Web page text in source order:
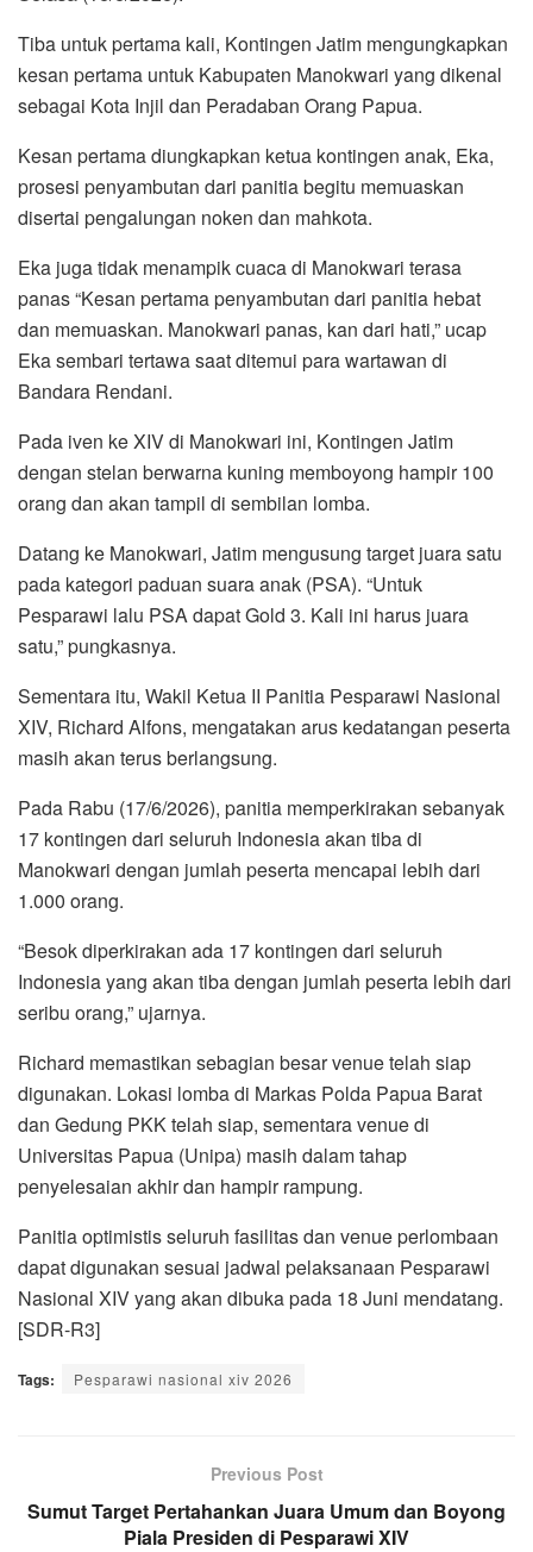
Tiba untuk pertama kali, Kontingen Jatim mengungkapkan
kesan pertama untuk Kabupaten Manokwari yang dikenal
sebagai Kota Injil dan Peradaban Orang Papua.
Kesan pertama diungkapkan ketua kontingen anak, Eka,
prosesi penyambutan dari panitia begitu memuaskan
disertai pengalungan noken dan mahkota.
Eka juga tidak menampik cuaca di Manokwari terasa
panas “Kesan pertama penyambutan dari panitia hebat
dan memuaskan. Manokwari panas, kan dari hati,” ucap
Eka sembari tertawa saat ditemui para wartawan di
Bandara Rendani.
Pada iven ke XIV di Manokwari ini, Kontingen Jatim
dengan stelan berwarna kuning memboyong hampir 100
orang dan akan tampil di sembilan lomba.
Datang ke Manokwari, Jatim mengusung target juara satu
pada kategori paduan suara anak (PSA). “Untuk
Pesparawi lalu PSA dapat Gold 3. Kali ini harus juara
satu,” pungkasnya.
Sementara itu, Wakil Ketua II Panitia Pesparawi Nasional
XIV, Richard Alfons, mengatakan arus kedatangan peserta
masih akan terus berlangsung.
Pada Rabu (17/6/2026), panitia memperkirakan sebanyak
17 kontingen dari seluruh Indonesia akan tiba di
Manokwari dengan jumlah peserta mencapai lebih dari
1.000 orang.
“Besok diperkirakan ada 17 kontingen dari seluruh
Indonesia yang akan tiba dengan jumlah peserta lebih dari
seribu orang,” ujarnya.
Richard memastikan sebagian besar venue telah siap
digunakan. Lokasi lomba di Markas Polda Papua Barat
dan Gedung PKK telah siap, sementara venue di
Universitas Papua (Unipa) masih dalam tahap
penyelesaian akhir dan hampir rampung.
Panitia optimistis seluruh fasilitas dan venue perlombaan
dapat digunakan sesuai jadwal pelaksanaan Pesparawi
Nasional XIV yang akan dibuka pada 18 Juni mendatang.
[SDR-R3]
Tags: Pesparawi nasional xiv 2026
Previous Post
Sumut Target Pertahankan Juara Umum dan Boyong
Piala Presiden di Pesparawi XIV